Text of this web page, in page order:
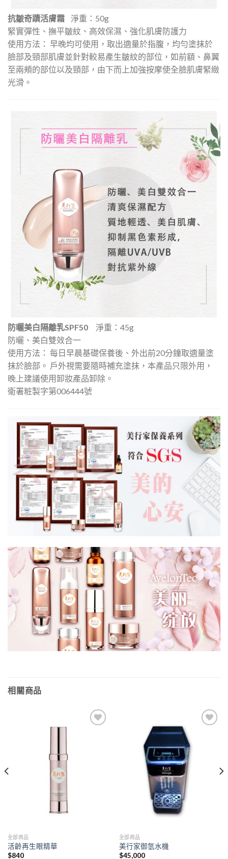
抗皺奇蹟活膚霜 淨重：50g
緊實彈性、撫平皺紋、高效保濕、強化肌膚防護力
使用方法： 早晚均可使用，取出適量於指腹，均勻塗抹於
臉部及頸部肌膚並針對較易產生皺紋的部位，如前額、鼻翼
至兩頰的部位以及頸部，由下而上加強按摩使全臉肌膚緊緻
光滑。
防曬美白隔離乳SPF50 淨重：45g
防曬、美白雙效合一
使用方法： 每日早晨基礎保養後、外出前20分鐘取適量塗
抹於臉部。 戶外視需要隨時補充塗抹，本產品只限外用，
晚上建議使用卸妝產品卸除。
衛署粧製字第006444號
相關商品
全部商品
活齡再生眼精華
$840
全部商品
美行家御氫水機
$45,000